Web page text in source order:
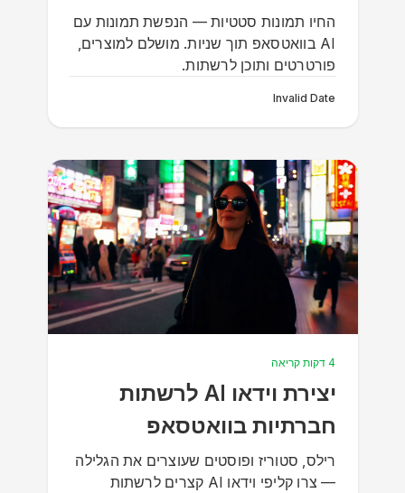
החיו תמונות סטטיות — הנפשת תמונות עם
AI בוואטסאפ תוך שניות. מושלם למוצרים,
פורטרטים ותוכן לרשתות.
Invalid Date
4 דקות קריאה
יצירת וידאו AI לרשתות
חברתיות בוואטסאפ
רילס, סטוריז ופוסטים שעוצרים את הגלילה
— צרו קליפי וידאו AI קצרים לרשתות